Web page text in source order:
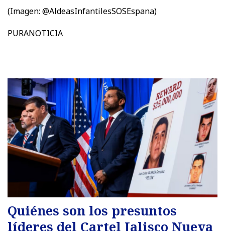
(Imagen: @AldeasInfantilesSOSEspana)
PURANOTICIA
Quiénes son los presuntos
líderes del Cartel Jalisco Nueva